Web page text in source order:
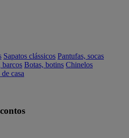
Sapatos clássicos Pantufas, socas
barcos Botas, botins Chinelos
casa